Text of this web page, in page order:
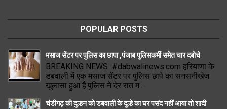
POPULAR POSTS
मसाज सेंटर पर पुलिस का छापा ,पंजाब पुलिसकर्मी समेत चार दबोचे
BREAKING NEWS #dabwalinews.com हरियाणा के
डबवाली में एक मसाज सेंटर पर पुलिस छापे का सनसनीखेज
खुलासा हुआ है.पुलिस ने देर रात म...
चंडीगढ़ की दुल्हन को डबवाली के दुल्हे का घर पसंद नहीं आया तो शादी